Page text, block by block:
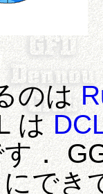
のは
は
．
でき